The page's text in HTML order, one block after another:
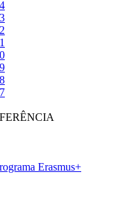
Erasmus+